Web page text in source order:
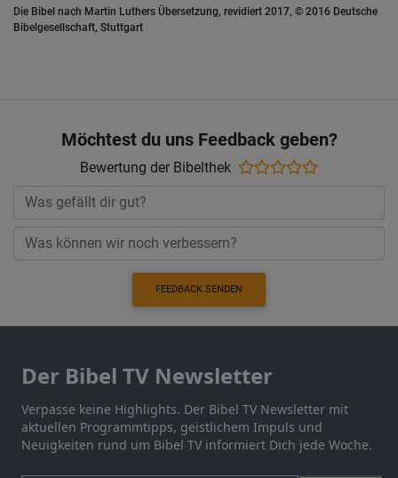
Die Bibel nach Martin Luthers Übersetzung, revidiert 2017, © 2016 Deutsche
Bibelgesellschaft, Stuttgart
Möchtest du uns Feedback geben?
Bewertung der Bibelthek
FEEDBACK SENDEN
Der Bibel TV Newsletter
Verpasse keine Highlights. Der Bibel TV Newsletter mit
aktuellen Programmtipps, geistlichem Impuls und
Neuigkeiten rund um Bibel TV informiert Dich jede Woche.